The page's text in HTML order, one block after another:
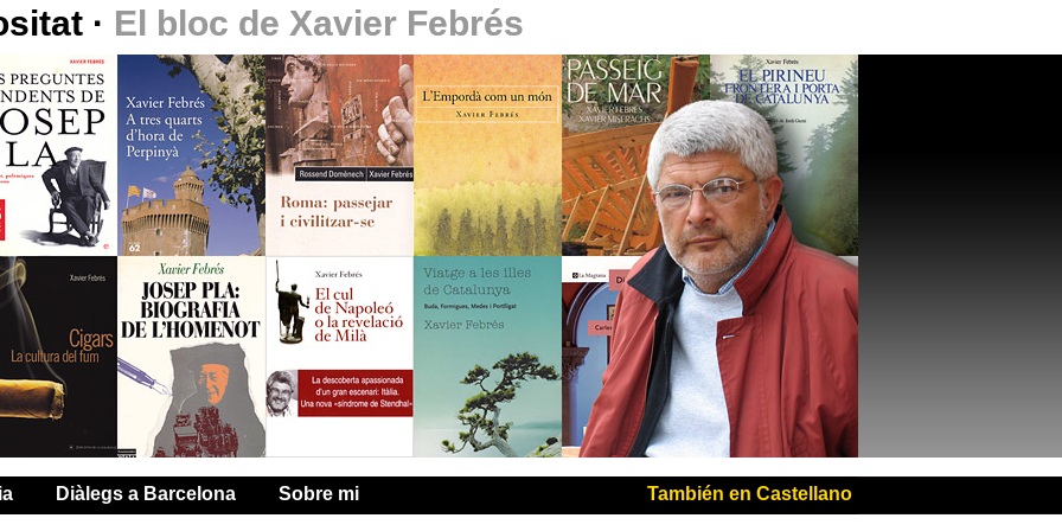
· El bloc de Xavier Febrés
Diàlegs a Barcelona Sobre mi También en Castellano